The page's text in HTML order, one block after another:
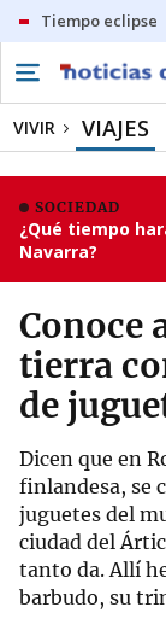
Tiempo eclipse
VIVIR VIAJES
SOCIEDAD
¿Qué tiempo
Navarra?
Conoce
tierra
de
Dicen que en
finlandesa, se
juguetes del
ciudad del
tanto da. Allí
barbudo, su